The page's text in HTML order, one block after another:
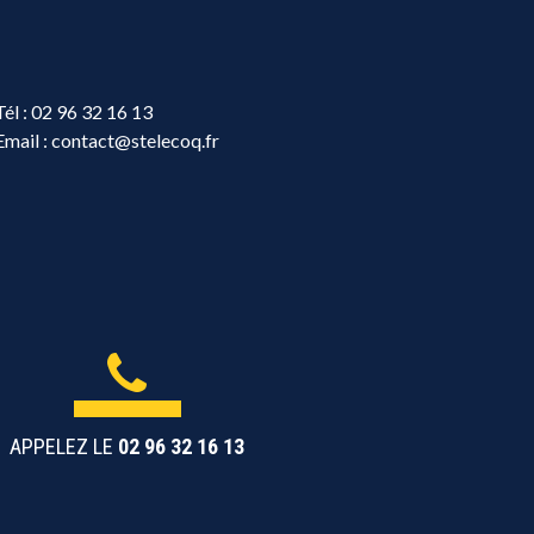
: 02 96 32 16 13
: contact@stelecoq.fr
APPELEZ LE 02 96 32 16 13